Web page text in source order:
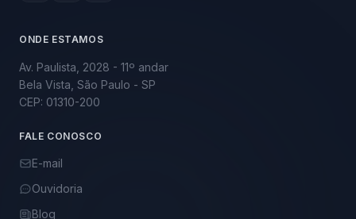
ONDE ESTAMOS
Av. Paulista, 2028 - 11º andar
Bela Vista, São Paulo - SP
CEP: 01310-200
FALE CONOSCO
E-mail
Ouvidoria
Blog